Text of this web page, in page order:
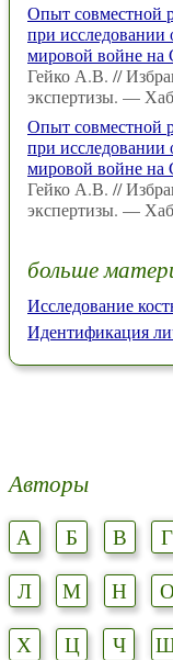
Опыт совместной
при исследовании
мировой войне на
Гейко А.В. //
экспертизы. —
Опыт совместной
при исследовании
мировой войне на
Гейко А.В. //
экспертизы. —
больше
Исследование
Идентификация
Авторы
А Б В Г
Л
М Н О
Х
Ц Ч